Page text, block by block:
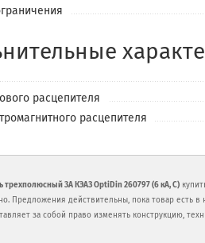
расцепителя
расцепителя
3А КЭАЗ OptiDin 260797 (6 кА, C)
Предложения действительны, пока товар есть в
за собой право изменять конструкцию,